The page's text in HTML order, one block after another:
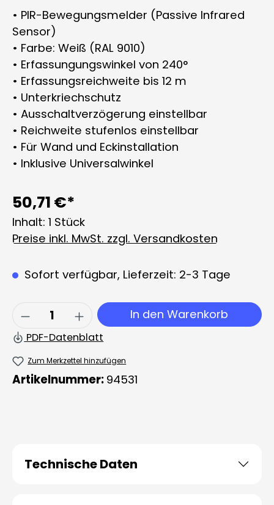
• PIR-Bewegungsmelder (Passive Infrared
Sensor)
• Farbe: Weiß (RAL 9010)
• Erfassungungswinkel von 240°
• Erfassungsreichweite bis 12 m
• Unterkriechschutz
• Ausschaltverzögerung einstellbar
• Reichweite stufenlos einstellbar
• Für Wand und Eckinstallation
• Inklusive Universalwinkel
50,71 €*
Inhalt: 1 Stück
Preise inkl. MwSt. zzgl. Versandkosten
Sofort verfügbar, Lieferzeit: 2-3 Tage
Produkt Anzahl: Gib den
In den Warenkorb
PDF-Datenblatt
Zum Merkzettel hinzufügen
Artikelnummer: 94531
Technische Daten